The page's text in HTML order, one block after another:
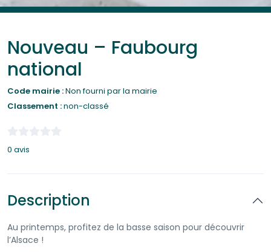
Nouveau – Faubourg
national
Code mairie :Non fourni par la mairie
Classement :non-classé
0 avis
Description
Au printemps, profitez de la basse saison pour découvrir
l’Alsace !